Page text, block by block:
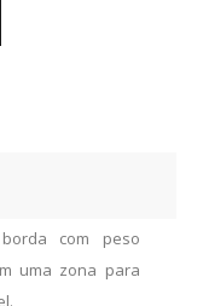
com peso
uma zona para